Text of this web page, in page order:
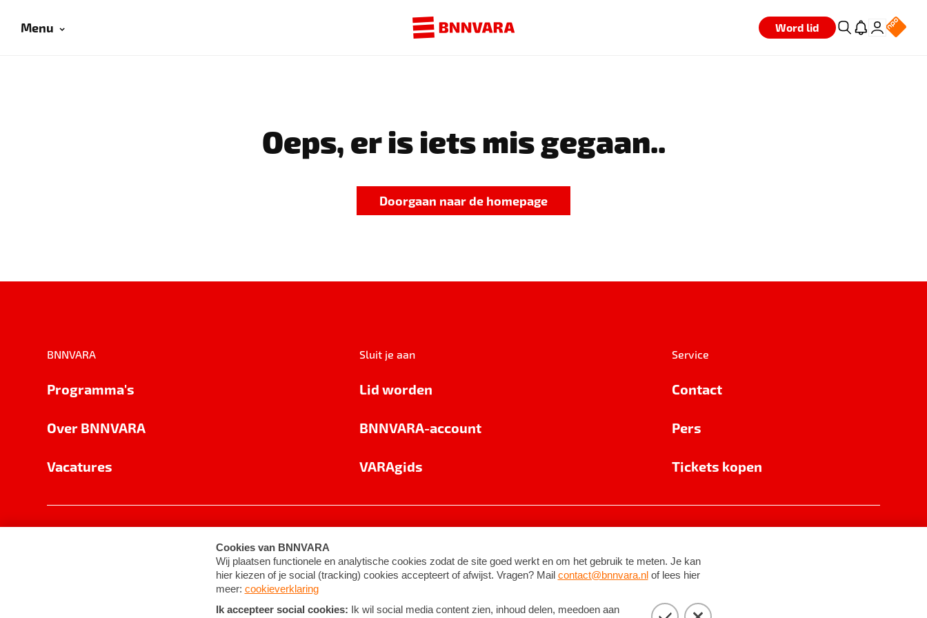
Menu Word lid
Oeps, er is iets mis gegaan..
Doorgaan naar de homepage
BNNVARA
Programma's
Over BNNVARA
Vacatures
Sluit je aan
Lid worden
BNNVARA-account
VARAgids
Service
Contact
Pers
Tickets kopen
Cookie-instellingen Algemene voorwaarden ©2026BNNVARA